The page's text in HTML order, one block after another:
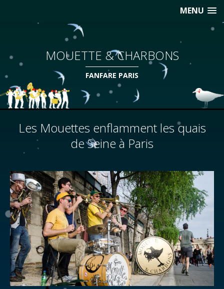
MENU
MOUETTE & CHARBONS
FANFARE PARIS
Les Mouettes enflamment les quais
de Seine à Paris